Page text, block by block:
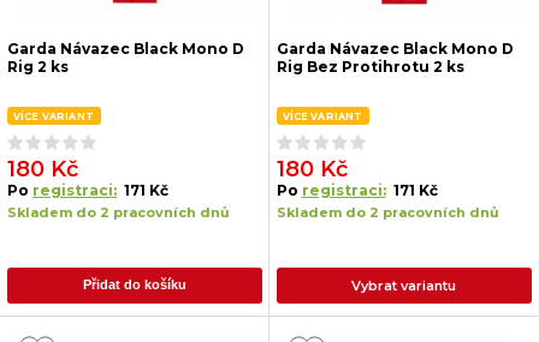
Garda Návazec Black Mono D
Rig 2 ks
VÍCE VARIANT
180 Kč
Po registraci: 171 Kč
Skladem do 2 pracovních dnů
Přidat do košíku
Garda Návazec Black Mono D
Rig Bez Protihrotu 2 ks
VÍCE VARIANT
180 Kč
Po registraci: 171 Kč
Skladem do 2 pracovních dnů
Vybrat variantu